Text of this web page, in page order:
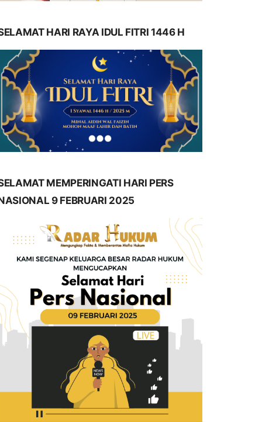
HARI RAYA IDUL FITRI 1446 H
MEMPERINGATI HARI PERS
9 FEBRUARI 2025